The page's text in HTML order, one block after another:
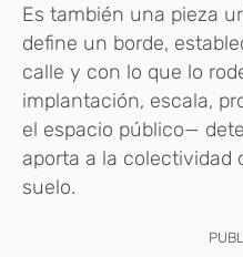
Es también una pieza
define un borde,
calle y con lo que lo
implantación, escala,
el espacio público—
aporta a la colectividad
suelo.